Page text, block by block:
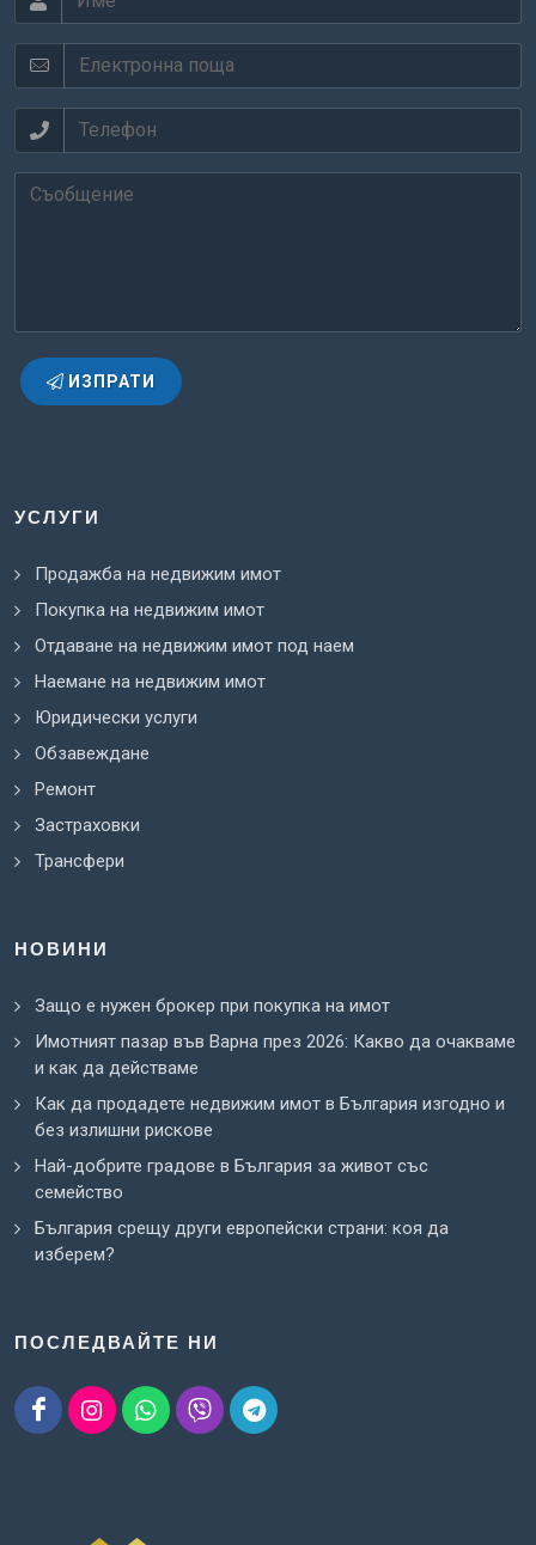
ПОСЛЕДВАЙТЕ НИ
УСЛУГИ
Продажба на недвижим имот
Покупка на недвижим имот
Отдаване на недвижим имот под наем
Наемане на недвижим имот
Юридически услуги
Обзавеждане
Ремонт
Застраховки
Трансфери
НОВИНИ
Защо е нужен брокер при покупка на имот
Имотният пазар във Варна през 2026: Какво да очакваме
и как да действаме
Как да продадете недвижим имот в България изгодно и
без излишни рискове
Най-добрите градове в България за живот със
семейство
България срещу други европейски страни: коя да
изберем?
ИЗПРАТИ